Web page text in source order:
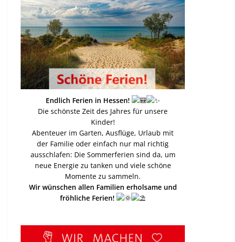
Endlich Ferien in Hessen!
Die schönste Zeit des Jahres für unsere
Kinder!
Abenteuer im Garten, Ausflüge, Urlaub mit
der Familie oder einfach nur mal richtig
ausschlafen: Die Sommerferien sind da, um
neue Energie zu tanken und viele schöne
Momente zu sammeln.
Wir wünschen allen Familien erholsame und
fröhliche Ferien!